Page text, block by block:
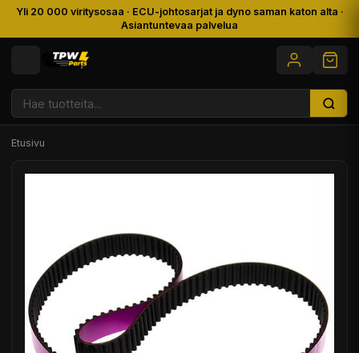
Yli 20 000 viritysosaa · ECU-johtosarjat ja dyno saman katon alta ·
Asiantuntevaa palvelua
Etusivu